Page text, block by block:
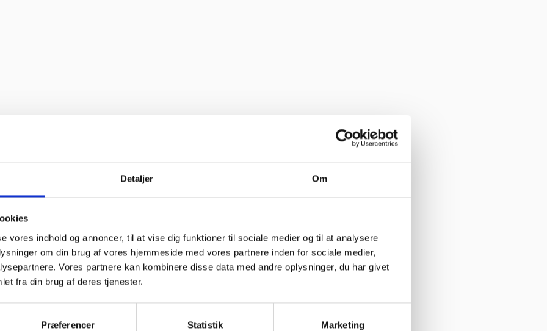
Detaljer Om
vores indhold og annoncer, til at vise dig funktioner til sociale medier og til at analysere
om din brug af vores hjemmeside med vores partnere inden for sociale medier,
Vores partnere kan kombinere disse data med andre oplysninger, du har givet
fra din brug af deres tjenester.
Præferencer Statistik Marketing